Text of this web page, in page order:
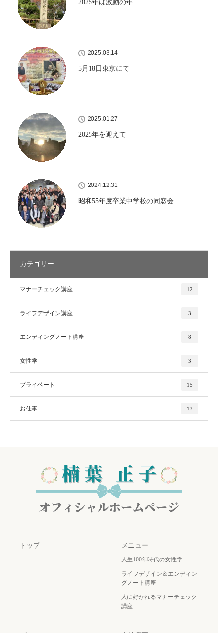
2025年は激動の年
2025.03.14
5月18日東京にて
2025.01.27
2025年を迎えて
2024.12.31
昭和55年度卒業中学校の同窓会
カテゴリー
マナーチェック講座 12
ライフデザイン講座 3
エンディングノート講座 8
女性学 3
プライベート 15
お仕事 12
トップ メニュー
人生100年時代の女性学
ライフデザイン＆エンディン
グノート講座
人に好かれるマナーチェック
講座